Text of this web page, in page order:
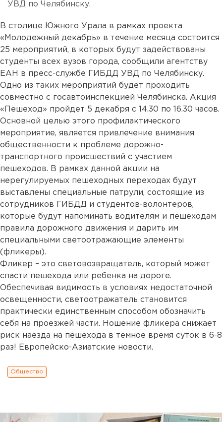
УВД по Челябинску.
В столице Южного Урала в рамках проекта
«Молодежный декабрь» в течение месяца состоится
25 мероприятий, в которых будут задействованы
студенты всех вузов города, сообщили агентству
ЕАН в пресс-службе ГИБДД УВД по Челябинску.
Одно из таких мероприятий будет проходить
совместно с госавтоинспекцией Челябинска. Акция
«Пешеход» пройдет 5 декабря с 14.30 по 16.30 часов.
Основной целью этого профилактического
мероприятие, является привлечение внимания
общественности к проблеме дорожно-
транспортного происшествий с участием
пешеходов. В рамках данной акции на
нерегулируемых пешеходных переходах будут
выставлены специальные патрули, состоящие из
сотрудников ГИБДД и студентов-волонтеров,
которые будут напоминать водителям и пешеходам
правила дорожного движения и дарить им
специальными светоотражающие элементы
(фликеры).
Фликер – это световозвращатель, который может
спасти пешехода или ребенка на дороге.
Обеспечивая видимость в условиях недостаточной
освещенности, светоотражатель становится
практически единственным способом обозначить
себя на проезжей части. Ношение фликера снижает
риск наезда на пешехода в темное время суток в 6-8
раз! Европейско-Азиатские новости.
Общество